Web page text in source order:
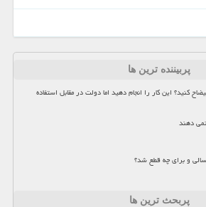
پربیننده ترین ها
کنید؟ این کار را انجام دهید اما دولت در مقابل استفاده
دهند
و برای چه قطع شد؟
پربحث ترین ها